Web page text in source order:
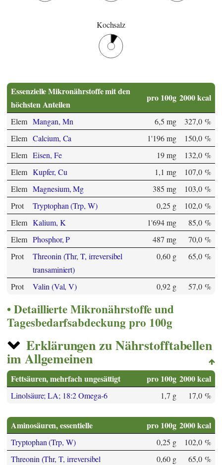
Kochsalz
Essenzielle Mikronährstoffe mit den
höchsten Anteilen
pro 100g 2000 kcal
Elem Mangan, Mn 6,5 mg
327,0 %
Elem Calcium, Ca 1'196 mg
150,0 %
Elem Eisen, Fe 19 mg
132,0 %
Elem Kupfer, Cu 1,1 mg
107,0 %
Elem Magnesium, Mg 385 mg
103,0 %
Prot
Tryptophan (Trp, W) 0,25 g
102,0 %
Elem Kalium, K 1'694 mg
85,0 %
Elem Phosphor, P 487 mg
70,0 %
Prot
Threonin (Thr, T, irreversibel
transaminiert)
0,60 g 65,0 %
Prot Valin (Val, V) 0,92 g 57,0 %
Detaillierte Mikronährstoffe und
Tagesbedarfsabdeckung pro 100g
Erklärungen zu Nährstofftabellen
im Allgemeinen
Fettsäuren, mehrfach ungesättigt pro 100g 2000 kcal
Linolsäure; LA; 18:2 Omega-6 1,7 g 17,0 %
Aminosäuren, essentielle pro 100g 2000 kcal
Tryptophan (Trp, W) 0,25 g
102,0 %
Threonin (Thr, T, irreversibel
0,60 g 65,0 %